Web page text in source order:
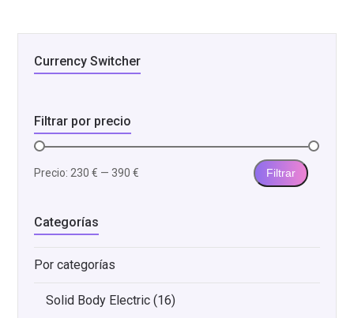
Currency Switcher
Filtrar por precio
Precio
Precio
Filtrar
Precio: 230 € —390 €
Categorías
Por categorías
Solid Body Electric (16)